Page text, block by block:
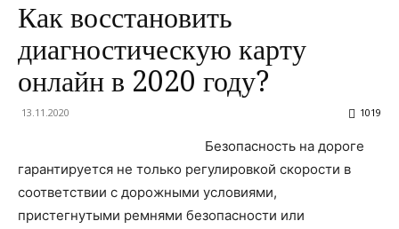
Как восстановить
диагностическую карту
онлайн в 2020 году?
13.11.2020 1019
Безопасность на дороге
гарантируется не только регулировкой скорости в
соответствии с дорожными условиями,
пристегнутыми ремнями безопасности или